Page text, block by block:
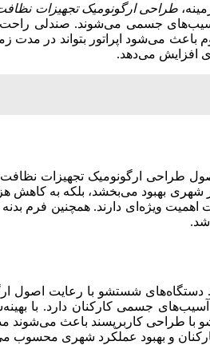
طراحی ارگونومیک تجهیزات
جسمی می‌شوند. صندلی
باعث می‌شود اپراتور بتواند در
افزایش می‌دهد.
طراحی ارگونومیک تجهیزات
شهری بهبود می‌بخشد، بلکه به کاهش
ویژه‌ای دارند. همچنین فرم
شد.
شستشو با رعایت اصول
جسمی کارکنان دارد. با
با طراحی کاربرپسند باعث می‌شوند
کارکنان و بهبود عملکرد شهری محسوب